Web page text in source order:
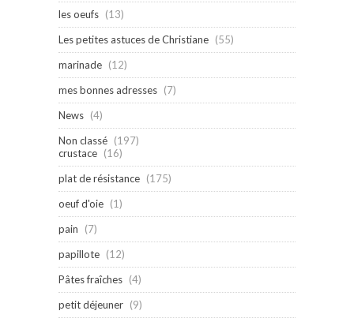
les oeufs (13)
Les petites astuces de Christiane (55)
marinade (12)
mes bonnes adresses (7)
News (4)
Non classé (197)
crustace (16)
plat de résistance (175)
oeuf d'oie (1)
pain
(7)
papillote (12)
Pâtes fraîches (4)
petit déjeuner (9)